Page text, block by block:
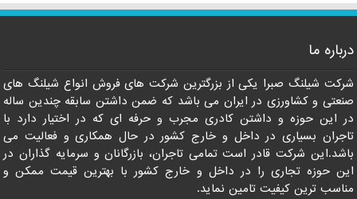
درباره ما
شرکت شیلنگ صبرا یکی از بزرگترین شرکت های فروش انواع شیلنگ های
صنعتی و کشاورزی در ایران می باشد که ضمن داشتن سابقه چندین ساله
در این حوزه و داشتن کادری مجرب و حرفه ای که در اختیار دارد با
تاجران بسیاری در داخل و خارج کشور در حال همکاری و فعالیت می
باشد.این شرکت قادر است تمامی تاجران، بازرگانان و سرمایه گذاران در
این حوزه تجاری را در داخل و خارج کشور با بهترین قیمت ممکن و
مناسب ترین کیفیت تامین نماید.
09121161360